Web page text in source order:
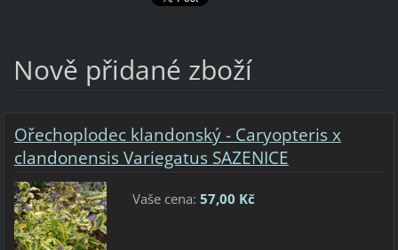
Nově přidané zboží
Ořechoplodec klandonský - Caryopteris x
clandonensis Variegatus SAZENICE
Vaše cena: 57,00 Kč